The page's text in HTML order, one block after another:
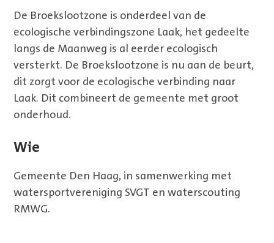
De Broekslootzone is onderdeel van de
ecologische verbindingszone Laak, het gedeelte
langs de Maanweg is al eerder ecologisch
versterkt. De Broekslootzone is nu aan de beurt,
dit zorgt voor de ecologische verbinding naar
Laak. Dit combineert de gemeente met groot
onderhoud.
Wie
Gemeente Den Haag, in samenwerking met
watersportvereniging SVGT en waterscouting
RMWG.